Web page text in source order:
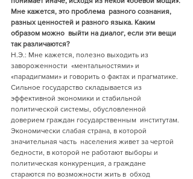
Мне кажется, это проблема  разного сознания,
разных ценностей и разного языка. Каким
образом можно  выйти на диалог, если эти вещи
так различаются?
Н.Э.: Мне кажется, полезно выходить из
завороженности  «ментальностями» и
«парадигмами» и говорить о фактах и прагматике.
Сильное государство складывается из
эффективной экономики и стабильной
политической системы, обусловленной
доверием граждан государственным  институтам.
Экономически слабая страна, в которой
значительная часть  населения живет за чертой
бедности, в которой не работают выборы и
политическая конкуренция, а граждане
стараются по возможности жить в  обход